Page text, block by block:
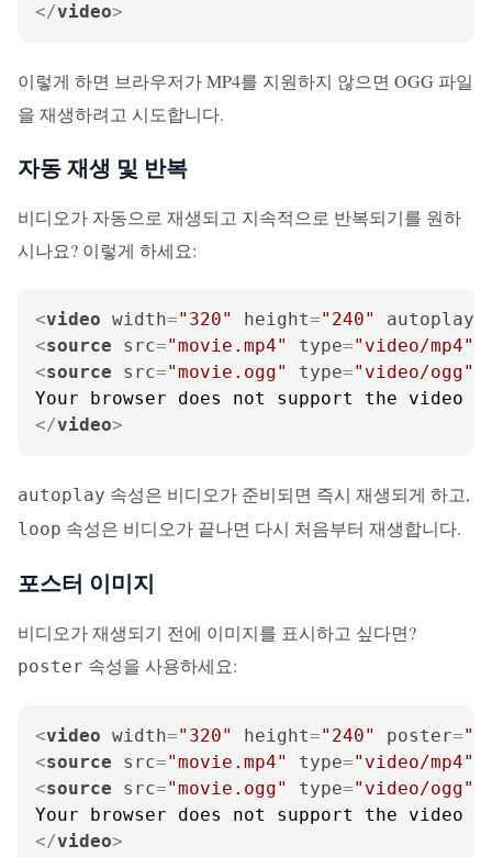
</video>
이렇게 하면 브라우저가 MP4를 지원하지 않으면 OGG 파일
을 재생하려고 시도합니다.
자동 재생 및 반복
비디오가 자동으로 재생되고 지속적으로 반복되기를 원하
시나요? 이렇게 하세요:
<video width="320" height="240" autoplay
<source src="movie.mp4" type="video/mp4"
<source src="movie.ogg" type="video/ogg"
</video>
autoplay 속성은 비디오가 준비되면 즉시 재생되게 하고,
loop 속성은 비디오가 끝나면 다시 처음부터 재생합니다.
포스터 이미지
비디오가 재생되기 전에 이미지를 표시하고 싶다면?
poster 속성을 사용하세요:
<video width="320" height="240" poster=
<source src="movie.mp4" type="video/mp4"
<source src="movie.ogg" type="video/ogg"
</video>